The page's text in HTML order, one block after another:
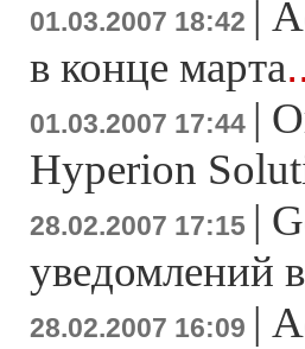
01.03.2007 18:42 |
в конце марта
01.03.2007 17:44 |
Hyperion
28.02.2007 17:15 |
уведомлений
28.02.2007 16:09 |